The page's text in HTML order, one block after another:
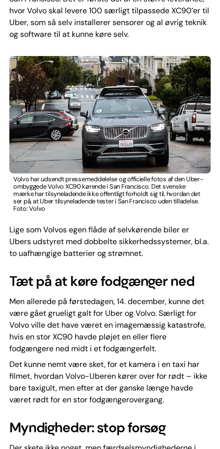
hvor Volvo skal levere 100 særligt tilpassede XC90’er til
Uber, som så selv installerer sensorer og al øvrig teknik
og software til at kunne køre selv.
Volvo har udsendt pressemeddelelse og officielle fotos af den Uber-
ombyggede Volvo XC90 kørende i San Francisco. Det svenske
mærke har tilsyneladende ikke offentligt forholdt sig til, hvordan det
ser på, at Uber tilsyneladende tester i San Francisco uden tilladelse.
Foto: Volvo
Lige som Volvos egen flåde af selvkørende biler er
Ubers udstyret med dobbelte sikkerhedssystemer, bl.a.
to uafhængige batterier og strømnet.
Tæt på at køre fodgænger ned
Men allerede på førstedagen, 14. december, kunne det
være gået grueligt galt for Uber og Volvo. Særligt for
Volvo ville det have været en imagemæssig katastrofe,
hvis en stor XC90 havde pløjet en eller flere
fodgængere ned midt i et fodgængerfelt.
Det kunne nemt være sket, for et kamera i en taxi har
filmet, hvordan Volvo-Uberen kører over for rødt – ikke
bare taxigult, men efter at der ganske længe havde
været rødt for en stor fodgængerovergang.
Myndigheder: stop forsøg